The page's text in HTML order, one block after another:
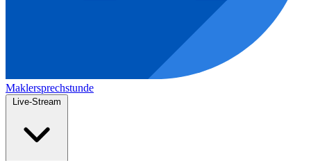
Maklersprechstunde
Live-Stream